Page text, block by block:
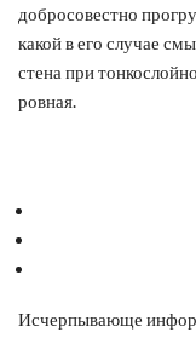
добросовестно
какой в его случае
стена при
ровная.
Исчерпывающе